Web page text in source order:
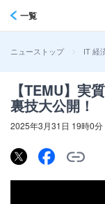
一覧
ニューストップ > IT 経
【TEMU】実
裏技大公開！
2025年3月31日 19時0分